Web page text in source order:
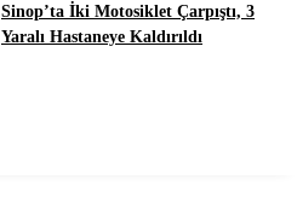
Sinop’ta İki Motosiklet Çarpıştı, 3
Yaralı Hastaneye Kaldırıldı